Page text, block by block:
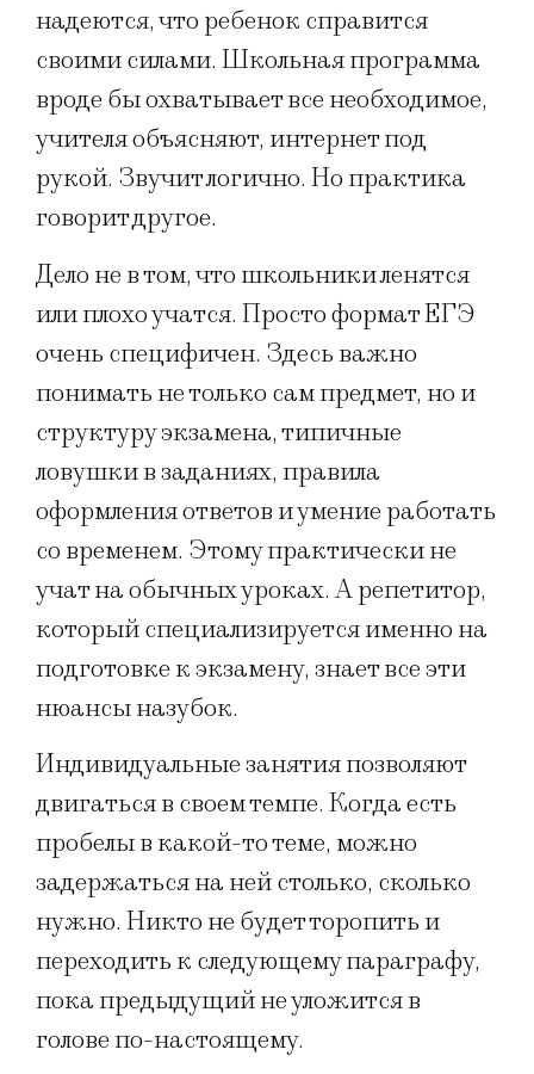
надеются, что ребенок справится
своими силами. Школьная программа
вроде бы охватывает всe необходимое,
учителя объясняют, интернет под
рукой. Звучит логично. Но практика
говорит другое.
Дело не в том, что школьники ленятся
или плохо учатся. Просто формат ЕГЭ
очень специфичен. Здесь важно
понимать не только сам предмет, но и
структуру экзамена, типичные
ловушки в заданиях, правила
оформления ответов и умение работать
со временем. Этому практически не
учат на обычных уроках. А репетитор,
который специализируется именно на
подготовке к экзамену, знает все эти
нюансы назубок.
Индивидуальные занятия позволяют
двигаться в своем темпе. Когда есть
пробелы в какой-то теме, можно
задержаться на ней столько, сколько
нужно. Никто не будет торопить и
переходить к следующему параграфу,
пока предыдущий не уложится в
голове по-настоящему.